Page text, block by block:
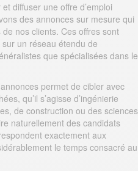
diffuser une offre d’emploi
des annonces sur mesure qui
nos clients. Ces offres sont
un réseau étendu de
que spécialisées dans le
permet de cibler avec
qu’il s’agisse d’ingénierie
de construction ou des sciences
naturellement des candidats
exactement aux
le temps consacré au